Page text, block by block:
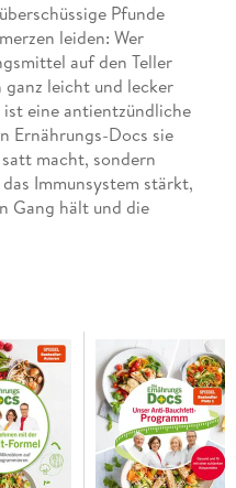
Pfunde
leiden: Wer
auf den Teller
leicht und lecker
eine antientzündliche
Ernährungs-Docs sie
macht, sondern
Immunsystem stärkt,
Gang hält und die
eine
es merken, entflammen
viel zu lange unentdeckt,
Lebensmitteln frühzeitig im
und Bestseller-Autoren
ihre 100 besten
ihr bewährtes Prinzip: "Die